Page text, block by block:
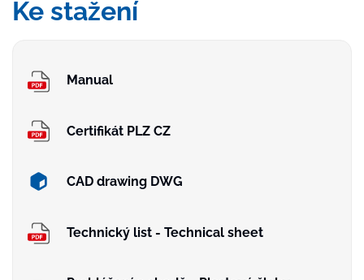
Ke stažení
Manual
Certifikát PLZ CZ
CAD drawing DWG
Technický list - Technical sheet